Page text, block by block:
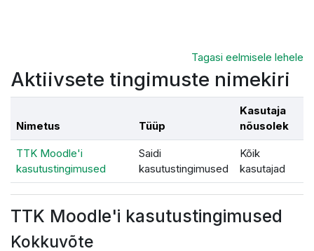
Tagasi eelmisele lehele
Aktiivsete tingimuste nimekiri
Nimetus Tüüp
Kasutaja
nõusolek
TTK Moodle'i
kasutustingimused
Saidi
kasutustingimused
Kõik
kasutajad
TTK Moodle'i kasutustingimused
Kokkuvõte